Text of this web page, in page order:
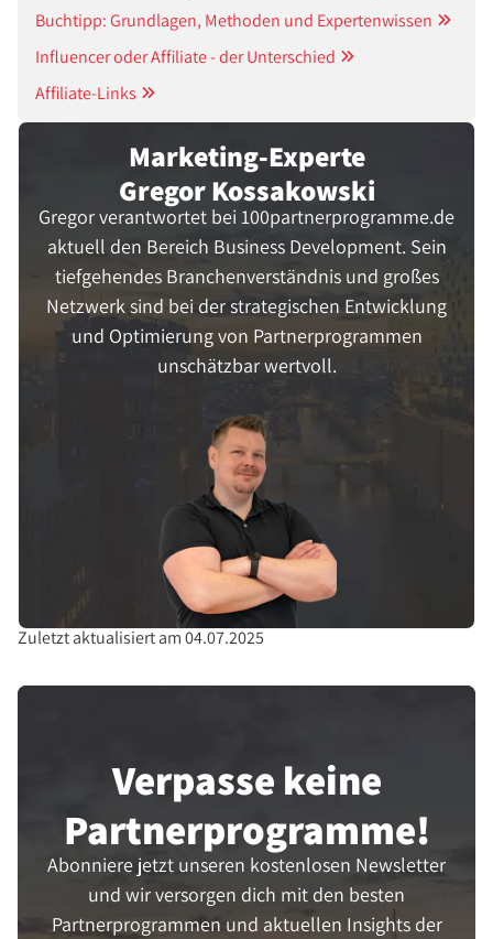
Buchtipp: Grundlagen, Methoden und Expertenwissen
Influencer oder Affiliate - der Unterschied
Affiliate-Links
Marketing-Experte
Gregor Kossakowski
Gregor verantwortet bei 100partnerprogramme.de
aktuell den Bereich Business Development. Sein
tiefgehendes Branchenverständnis und großes
Netzwerk sind bei der strategischen Entwicklung
und Optimierung von Partnerprogrammen
unschätzbar wertvoll.
Zuletzt aktualisiert am 04.07.2025
Verpasse keine
Partner­programme!
Abonniere jetzt unseren kostenlosen Newsletter
und wir versorgen dich mit den besten
Partnerprogrammen und aktuellen Insights der